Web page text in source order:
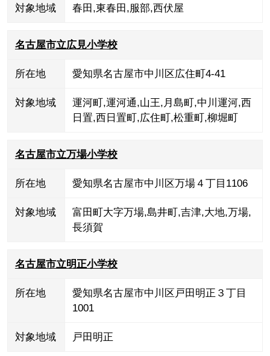
対象地域 春田 ,東春田 ,服部,西伏屋
名古屋市立広見小学校
所在地 愛知県名古屋市中川区広住町4-41
対象地域 運河町,運河通,山王, 月島町,中川運河,西
日置,西日置町,広住町,松重町,柳堀町
名古屋市立万場小学校
所在地 愛知県名古屋市中川区万場４丁目1106
対象地域 富田町大字万場,島井町,吉津,大地,万場,
長須賀
名古屋市立明正小学校
所在地
愛知県名古屋市中川区戸田明正３丁目
1001
対象地域 戸田明正